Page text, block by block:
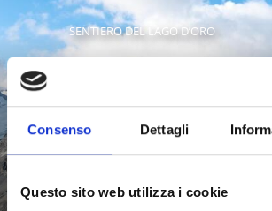
Consenso Dettagli
Questo sito web utilizza i cookie
SENTIERO DEL LAGO D’ORO
Cima Garibaldi e al rifugio Forcola con